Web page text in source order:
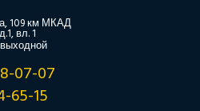
109 км МКАД
вл. 1
07-07
65-15